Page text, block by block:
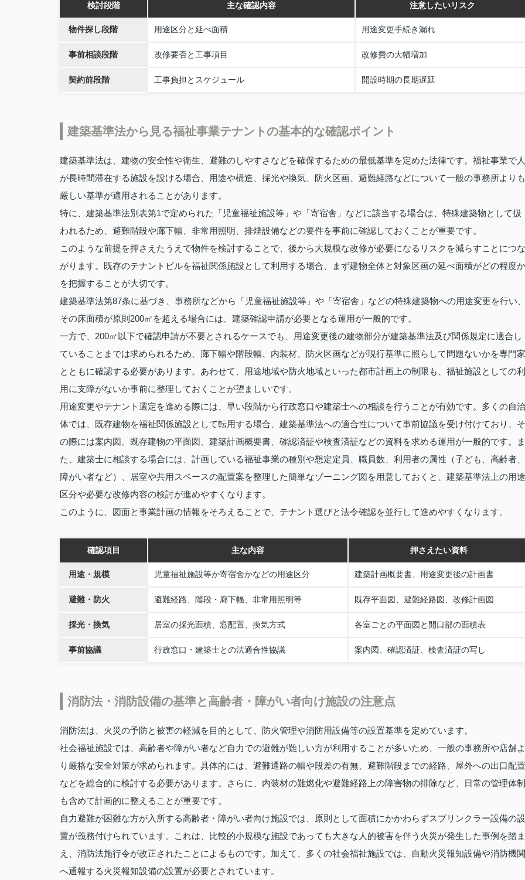
検討段階 主な確認内容 注意したいリスク
物件探し段階 用途区分と延べ面積 用途変更手続き漏れ
事前相談段階 改修要否と工事項目 改修費の大幅増加
契約前段階 工事負担とスケジュール 開設時期の長期遅延
建築基準法から見る福祉事業テナントの基本的な確認ポイント
建築基準法は、建物の安全性や衛生、避難のしやすさなどを確保するための最低基準を定めた法律です。福祉事業で人
が長時間滞在する施設を設ける場合、用途や構造、採光や換気、防火区画、避難経路などについて一般の事務所よりも
厳しい基準が適用されることがあります。
特に、建築基準法別表第1で定められた「児童福祉施設等」や「寄宿舎」などに該当する場合は、特殊建築物として扱
われるため、避難階段や廊下幅、非常用照明、排煙設備などの要件を事前に確認しておくことが重要です。
このような前提を押さえたうえで物件を検討することで、後から大規模な改修が必要になるリスクを減らすことにつな
がります。既存のテナントビルを福祉関係施設として利用する場合、まず建物全体と対象区画の延べ面積がどの程度か
を把握することが大切です。
建築基準法第87条に基づき、事務所などから「児童福祉施設等」や「寄宿舎」などの特殊建築物への用途変更を行い、
その床面積が原則200㎡を超える場合には、建築確認申請が必要となる運用が一般的です。
一方で、200㎡以下で確認申請が不要とされるケースでも、用途変更後の建物部分が建築基準法及び関係規定に適合し
ていることまでは求められるため、廊下幅や階段幅、内装材、防火区画などが現行基準に照らして問題ないかを専門家
とともに確認する必要があります。あわせて、用途地域や防火地域といった都市計画上の制限も、福祉施設としての利
用に支障がないか事前に整理しておくことが望ましいです。
用途変更やテナント選定を進める際には、早い段階から行政窓口や建築士への相談を行うことが有効です。多くの自治
体では、既存建物を福祉関係施設として転用する場合、建築基準法への適合性について事前協議を受け付けており、そ
の際には案内図、既存建物の平面図、建築計画概要書、確認済証や検査済証などの資料を求める運用が一般的です。ま
た、建築士に相談する場合には、計画している福祉事業の種別や想定定員、職員数、利用者の属性（子ども、高齢者、
障がい者など）、居室や共用スペースの配置案を整理した簡単なゾーニング図を用意しておくと、建築基準法上の用途
区分や必要な改修内容の検討が進めやすくなります。
このように、図面と事業計画の情報をそろえることで、テナント選びと法令確認を並行して進めやすくなります。
確認項目 主な内容 押さえたい資料
用途・規模 児童福祉施設等か寄宿舎かなどの用途区分 建築計画概要書、用途変更後の計画書
避難・防火 避難経路、階段・廊下幅、非常用照明等 既存平面図、避難経路図、改修計画図
採光・換気 居室の採光面積、窓配置、換気方式 各室ごとの平面図と開口部の面積表
事前協議 行政窓口・建築士との法適合性協議 案内図、確認済証、検査済証の写し
消防法・消防設備の基準と高齢者・障がい者向け施設の注意点
消防法は、火災の予防と被害の軽減を目的として、防火管理や消防用設備等の設置基準を定めています。
社会福祉施設では、高齢者や障がい者など自力での避難が難しい方が利用することが多いため、一般の事務所や店舗よ
り厳格な安全対策が求められます。具体的には、避難通路の幅や段差の有無、避難階段までの経路、屋外への出口配置
などを総合的に検討する必要があります。さらに、内装材の難燃化や避難経路上の障害物の排除など、日常の管理体制
も含めて計画的に整えることが重要です。
自力避難が困難な方が入所する高齢者・障がい者向け施設では、原則として面積にかかわらずスプリンクラー設備の設
置が義務付けられています。これは、比較的小規模な施設であっても大きな人的被害を伴う火災が発生した事例を踏ま
え、消防法施行令が改正されたことによるものです。加えて、多くの社会福祉施設では、自動火災報知設備や消防機関
へ通報する火災報知設備の設置が必要とされています。